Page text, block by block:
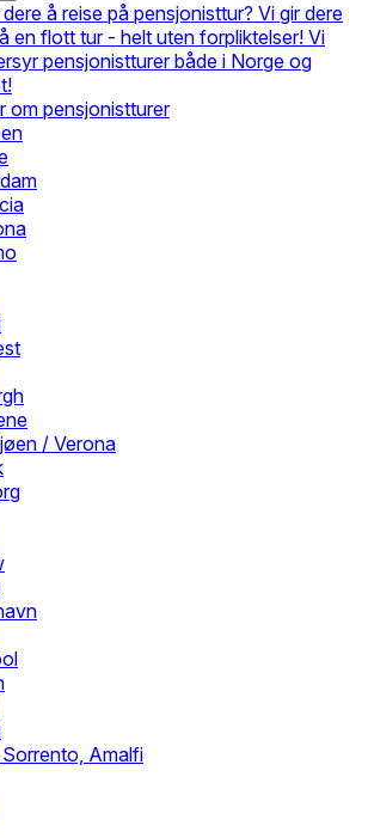
å reise på pensjonisttur? Vi gir dere
en flott tur - helt uten forpliktelser! Vi
pensjonistturer både i Norge og
om pensjonistturer
/ Verona
Amalfi